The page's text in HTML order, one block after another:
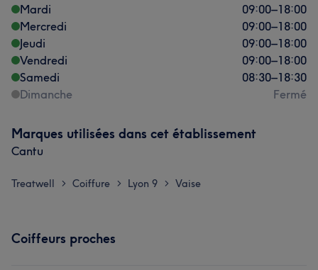
Mardi
09:00–18:00
Mercredi
09:00–18:00
Jeudi
09:00–18:00
Vendredi
09:00–18:00
Samedi
08:30–18:30
Dimanche
Fermé
Marques utilisées dans cet établissement
Cantu
Treatwell > Coiffure > Lyon 9 > Vaise
Coiffeurs proches